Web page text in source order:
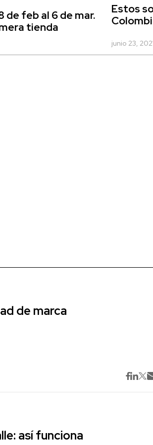
de feb al 6 de mar.
tienda
Estos
junio 23,
de marca
así funciona